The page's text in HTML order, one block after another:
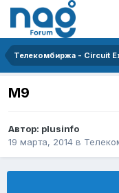
Телекомбиржа - Circuit
М9
Автор: plusinfo
19 марта, 2014 в